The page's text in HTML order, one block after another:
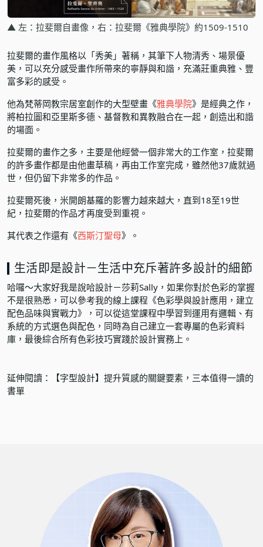
▲ 左：拉斐爾自畫像，右：拉斐爾《雅典學院》約1509-1510
拉斐爾的畫作風格以「秀美」著稱，其筆下人物清秀、場景優
美，可以充分感受畫作所帶來的寧靜與和諧，充滿莊重典雅、豐
富多彩的感受。
他為梵蒂岡教宗居室創作的大型壁畫《雅典學院》是經典之作，
將柏拉圖和亞里斯多德、基督教和異教融合在一起，創造出和諧
的場面。
拉斐爾的畫作之多，主要是他經營一個非常大的工作室，拉斐爾
的許多畫作都是由他畫草稿，再由工作室完成，雖然他37歲就過
世，但仍留下非常多的作品。
拉斐爾死後，米開朗基羅的影響力越來越大，直到18至19世
紀，拉斐爾的作品才再度受到重視。
其代表之作還有《西斯汀聖母》。
生活即是設計－生活中充斥著許多設計的細節
哈囉～大家好我是說哈設計－莎莉Sally，如果你對於色彩的掌握
不是很熟悉，可以參考我的線上課程 《色彩學與設計應用，建立
配色品味與實戰力》
，可以從這堂課程中學習到運用有邏輯、有
系統的方式選色與配色，同時為自己建立一套專屬的色彩資料
庫，最後綜合所有色彩技巧實踐於設計實務上。
延伸閱讀：
【字型設計】提升質感的關鍵要素，三本值得一讀的
書單